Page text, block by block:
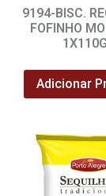
9194-BISC.
FOFINHO
Adicionar